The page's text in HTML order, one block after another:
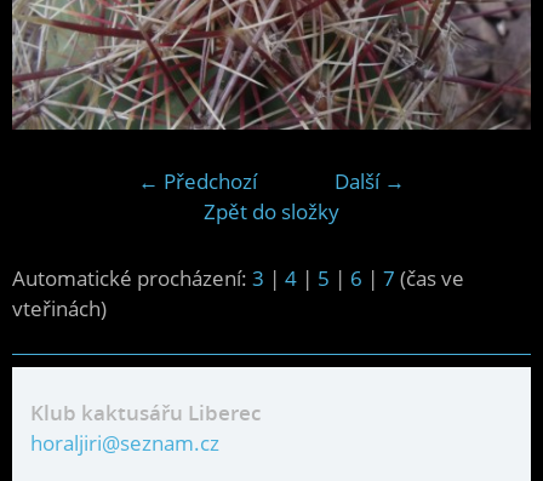
← Předchozí
Další →
Zpět do složky
Automatické procházení: 3 | 4 | 5 | 6 | 7 (čas ve
vteřinách)
Klub kaktusářu Liberec
horaljiri@seznam.cz